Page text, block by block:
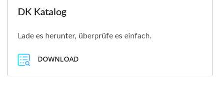
DK Katalog
Lade es herunter, überprüfe es einfach.
DOWNLOAD